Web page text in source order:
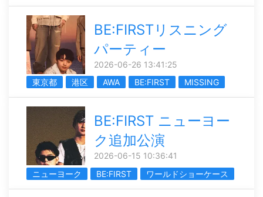
BE:FIRSTリスニング
パーティー
2026-06-26 13:41:25
東京都
港区 AWA BE:FIRST MISSING
BE:FIRST ニューヨー
ク追加公演
2026-06-15 10:36:41
ニューヨーク
BE:FIRST ワールドショーケース